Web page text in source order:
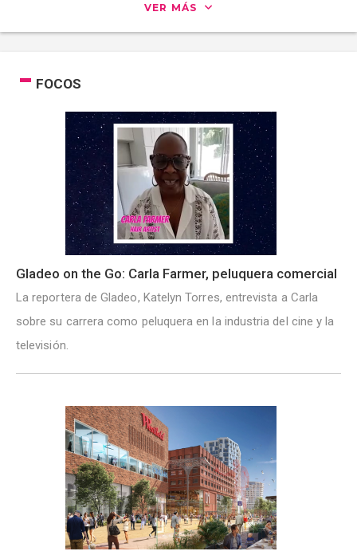
VER MÁS
FOCOS
Gladeo on the Go: Carla Farmer, peluquera comercial
La reportera de Gladeo, Katelyn Torres, entrevista a Carla
sobre su carrera como peluquera en la industria del cine y la
televisión.